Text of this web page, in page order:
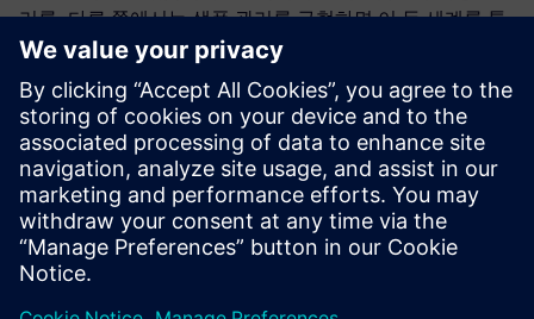
리를, 다른 쪽에서는 샘플 관리를 구현하면 이 두 세계를 통
합하여 Teamcenter에 연결된 단일 워크플로 시퀀스를 생성
할 수 있을 것입니다. Teamcenter의 프로젝트 관리 기능에
는 시간이 핵심 요소임에도 불구하고 아직 구현하지 않은 시
간 매개변수가 도입되었습니다. 이 새 프로젝트의 시간 일
정을 정의할 것입니다. 한 가지는 확실한 것은 Teamcenter
는 우수한 소프트웨어이며 우리는 매우 만족하고 있다는 점
입니다. 특히 자동차 산업에서 Teamcenter는 다른 CAD 솔루
션과 효율적으로 통합되고 관리할 수 있기 때문에 매우 인기
가 높습니다."라고 Davino는 말합니다.